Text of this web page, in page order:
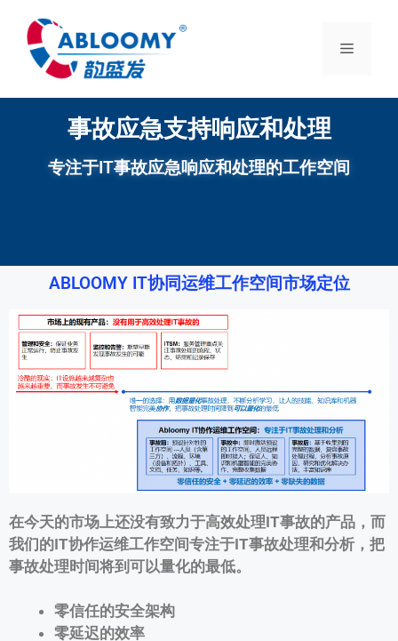
事故应急支持响应和处理
专注于IT事故应急响应和处理的工作空间
ABLOOMY IT协同运维工作空间市场定位
在今天的市场上还没有致力于高效处理IT事故的产品，而
我们的IT协作运维工作空间专注于IT事故处理和分析，把
事故处理时间将到可以量化的最低。
零信任的安全架构
零延迟的效率